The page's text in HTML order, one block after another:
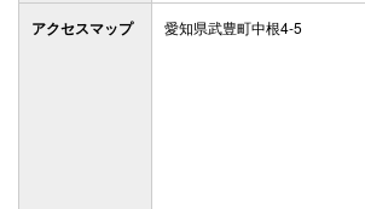
アクセスマップ 愛知県武豊町中根4-5